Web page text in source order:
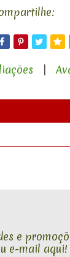
|
e
e-mail aqui!